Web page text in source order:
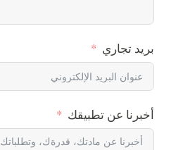
بريد تجاري
أخبرنا عن تطبيقك